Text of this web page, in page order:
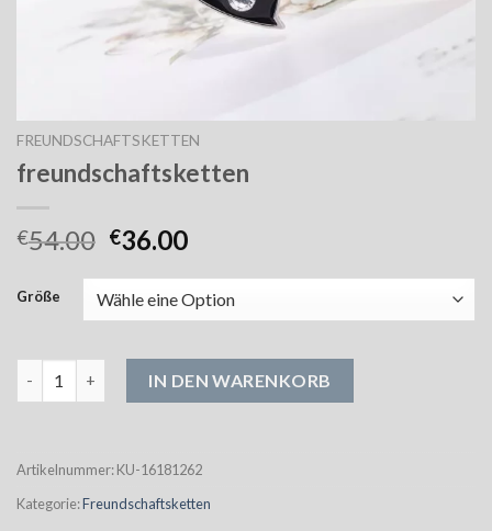
FREUNDSCHAFTSKETTEN
freundschaftsketten
€54.00 €36.00
Größe
IN DEN WARENKORB
Artikelnummer:KU-16181262
Kategorie:Freundschaftsketten